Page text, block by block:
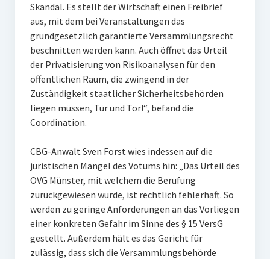
Skandal. Es stellt der Wirtschaft einen Freibrief
aus, mit dem bei Veranstaltungen das
grundgesetzlich garantierte Versammlungsrecht
beschnitten werden kann. Auch öffnet das Urteil
der Privatisierung von Risikoanalysen für den
öffentlichen Raum, die zwingend in der
Zuständigkeit staatlicher Sicherheitsbehörden
liegen müssen, Tür und Tor!“, befand die
Coordination.
CBG-Anwalt Sven Forst wies indessen auf die
juristischen Mängel des Votums hin: „Das Urteil des
OVG Münster, mit welchem die Berufung
zurückgewiesen wurde, ist rechtlich fehlerhaft. So
werden zu geringe Anforderungen an das Vorliegen
einer konkreten Gefahr im Sinne des § 15 VersG
gestellt. Außerdem hält es das Gericht für
zulässig, dass sich die Versammlungsbehörde